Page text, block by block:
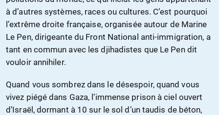
à d’autres systèmes, races ou cultures. C’est pourquoi
l’extrême droite française, organisée autour de Marine
Le Pen, dirigeante du Front National anti-immigration, a
tant en commun avec les djihadistes que Le Pen dit
vouloir annihiler.
Quand vous sombrez dans le désespoir, quand vous
vivez piégé dans Gaza, l’immense prison à ciel ouvert
d’Israël, dormant à 10 sur le sol d’un taudis de béton,